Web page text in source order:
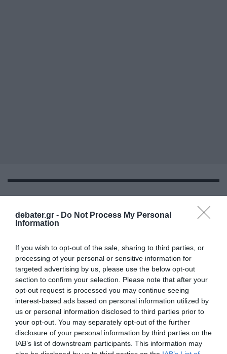
debater.gr - Do Not Process My Personal
Information
If you wish to opt-out of the sale, sharing to third parties, or
processing of your personal or sensitive information for
targeted advertising by us, please use the below opt-out
section to confirm your selection. Please note that after your
opt-out request is processed you may continue seeing
interest-based ads based on personal information utilized by
us or personal information disclosed to third parties prior to
your opt-out. You may separately opt-out of the further
disclosure of your personal information by third parties on the
IAB’s list of downstream participants. This information may
ΔΙΕΘΝΗ